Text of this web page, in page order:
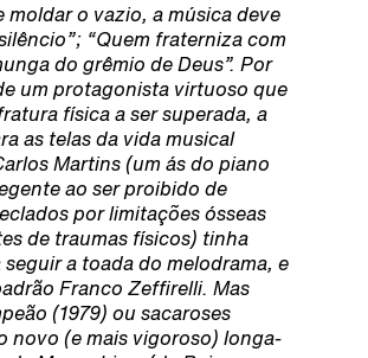
moldar o vazio, a música deve
“Quem fraterniza com
do grêmio de Deus”. Por
um protagonista virtuoso que
física a ser superada, a
as telas da vida musical
Martins (um ás do piano
ao ser proibido de
por limitações ósseas
de traumas físicos) tinha
seguir a toada do melodrama, e
Franco Zeffirelli. Mas
(1979) ou sacaroses
novo (e mais vigoroso) longa-